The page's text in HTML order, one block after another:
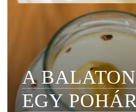
A
EGY